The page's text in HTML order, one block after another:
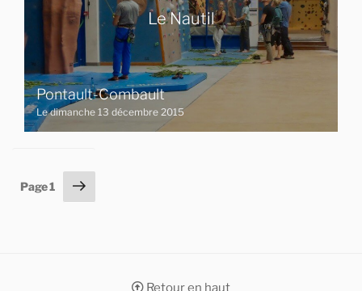
Le Nautil
Pontault-Combault
Le dimanche 13 décembre 2015
Pagination
Page1
Page
suivante
Retour en haut